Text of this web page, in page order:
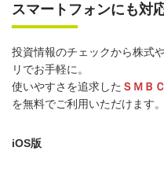
スマートフォンにも対
投資情報のチェックから株式
リでお手軽に。
使いやすさを追求した ＳＭＢ
を無料でご利用いただけます。
iOS版